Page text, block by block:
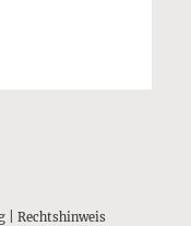
| Rechtshinweis